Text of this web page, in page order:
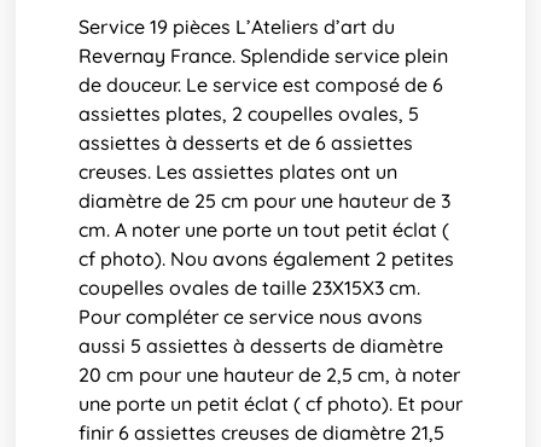
Service 19 pièces L’Ateliers d’art du
Revernay France. Splendide service plein
de douceur. Le service est composé de 6
assiettes plates, 2 coupelles ovales, 5
assiettes à desserts et de 6 assiettes
creuses. Les assiettes plates ont un
diamètre de 25 cm pour une hauteur de 3
cm. A noter une porte un tout petit éclat (
cf photo). Nou avons également 2 petites
coupelles ovales de taille 23X15X3 cm.
Pour compléter ce service nous avons
aussi 5 assiettes à desserts de diamètre
20 cm pour une hauteur de 2,5 cm, à noter
une porte un petit éclat ( cf photo). Et pour
finir 6 assiettes creuses de diamètre 21,5